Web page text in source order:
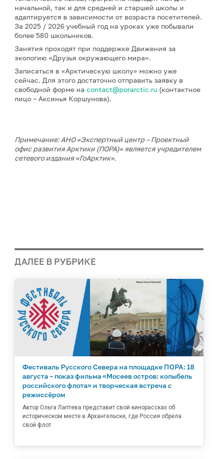
начальной, так и для средней и старшей школы и
адаптируется в зависимости от возраста посетителей.
За 2025 / 2026 учебный год на уроках уже побывали
более 580 школьников.
Занятия проходят при поддержке Движения за
экологию «Друзья окружающего мира».
Записаться в «Арктическую школу» можно уже
сейчас. Для этого достаточно отправить заявку в
свободной форме на contact@porarctic.ru (контактное
лицо – Аксинья Коршунова).
Примечание: АНО «Экспертный центр – Проектный
офис развития Арктики (ПОРА)» является учредителем
сетевого издания «ГоАрктик».
ДАЛЕЕ В РУБРИКЕ
Фестиваль Русского Севера на площадке ПОРА: 18
августа – показ фильма «Мосеев остров: колыбель
российского флота» и творческая встреча с
режиссёром
Автор Ольга Лаптева представит свой кинорассказ об
историческом месте в Архангельске, где Россия обрела
свой флот